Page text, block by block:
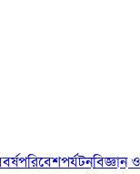
পরিবেশপর্যটনবিজ্ঞান